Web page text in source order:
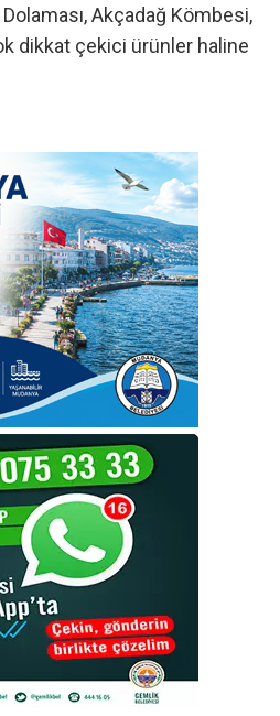
Akçadağ Kömbesi,
dikkat çekici ürünler haline